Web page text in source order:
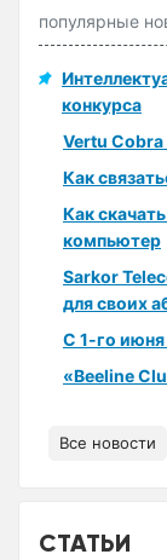
популярные
конкурса
Vertu
Как
Как
компьютер
Sarkor
для своих
С 1-го
«Beeline
Все новости
СТАТЬИ